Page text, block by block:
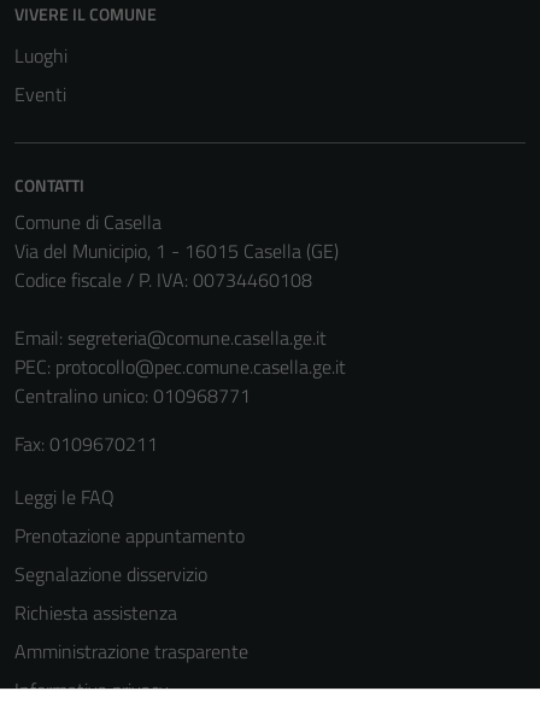
VIVERE IL COMUNE
Luoghi
Eventi
CONTATTI
Comune di Casella
Via del Municipio, 1 - 16015 Casella (GE)
Codice fiscale / P. IVA: 00734460108
Email: segreteria@comune.casella.ge.it
PEC: protocollo@pec.comune.casella.ge.it
Centralino unico: 010968771
Fax: 0109670211
Leggi le FAQ
Prenotazione appuntamento
Segnalazione disservizio
Richiesta assistenza
Amministrazione trasparente
Informativa privacy
non raccolgono
Terze parti
Questi cookie
sono
impostati da